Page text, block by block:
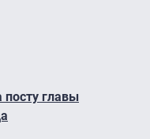
посту главы